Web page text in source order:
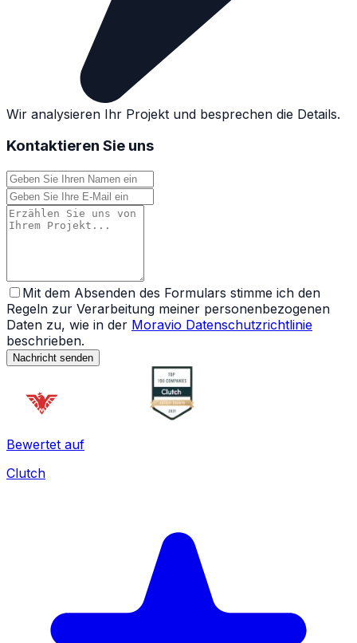
Wir analysieren Ihr Projekt und besprechen die Details.
Kontaktieren Sie uns
Mit dem Absenden des Formulars stimme ich den
Regeln zur Verarbeitung meiner personenbezogenen
Daten zu, wie in der Moravio Datenschutzrichtlinie
beschrieben.
Nachricht senden
Bewertet auf
Clutch